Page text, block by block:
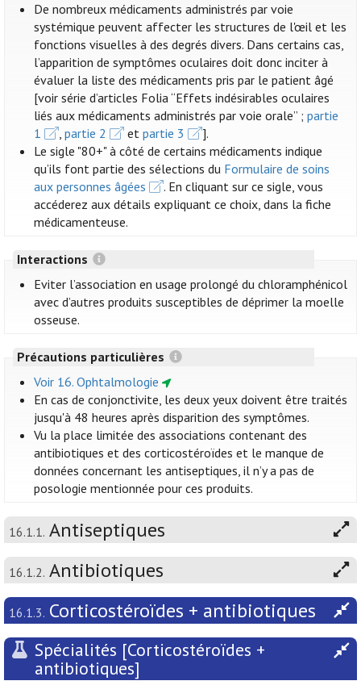
De nombreux médicaments administrés par voie
systémique peuvent affecter les structures de l'œil et les
fonctions visuelles à des degrés divers. Dans certains cas,
l’apparition de symptômes oculaires doit donc inciter à
évaluer la liste des médicaments pris par le patient âgé
[voir série d’articles Folia “Effets indésirables oculaires
liés aux médicaments administrés par voie orale” ;partie
1
,partie 2 etpartie 3
].
Le sigle "80+" à côté de certains médicaments indique
qu’ils font partie des sélections du Formulaire de soins
aux personnes âgées
. En cliquant sur ce sigle, vous
accéderez aux détails expliquant ce choix, dans la fiche
médicamenteuse.
Interactions
Eviter l’association en usage prolongé du chloramphénicol
avec d’autres produits susceptibles de déprimer la moelle
osseuse.
Précautions particulières
Voir 16. Ophtalmologie
En cas de conjonctivite, les deux yeux doivent être traités
jusqu'à 48 heures après disparition des symptômes.
Vu la place limitée des associations contenant des
antibiotiques et des corticostéroïdes et le manque de
données concernant les antiseptiques, il n’y a pas de
posologie mentionnée pour ces produits.
16.1.1. Antiseptiques
16.1.2. Antibiotiques
16.1.3. Corticostéroïdes + antibiotiques
Spécialités [Corticostéroïdes +
antibiotiques]